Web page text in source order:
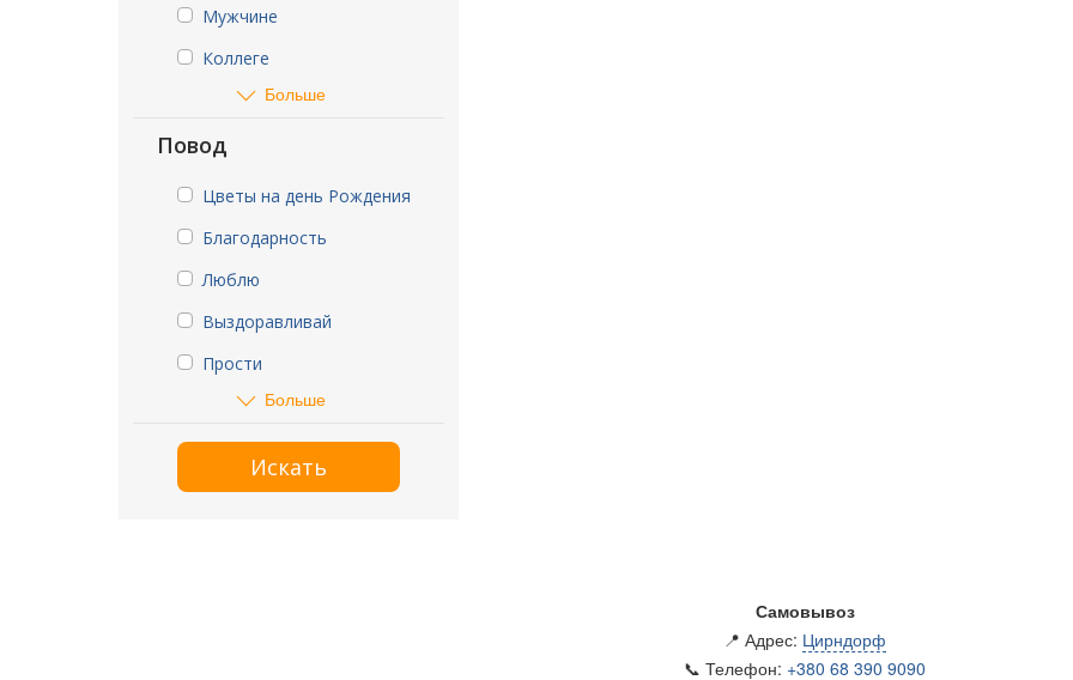
Мужчине
Коллеге
Больше
Повод
Цветы на день Рождения
Благодарность
Люблю
Выздоравливай
Прости
Больше
Искать
Самовывоз
📍 Адрес: Цирндорф
📞 Телефон: +380 68 390 9090